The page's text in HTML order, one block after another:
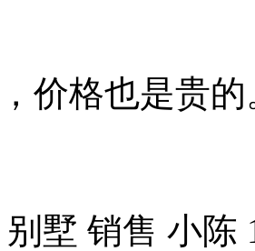
价格也是贵的
墅 销售 小陈